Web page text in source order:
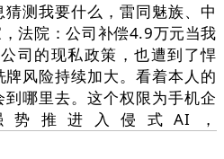
测我要什么，雷同魅族、中
法院：公司补偿4.9万元当我
司的现私政策，也遭到了悍
风险持续加大。看着本人的
哪里去。这个权限为手机企
推进入侵式AI，